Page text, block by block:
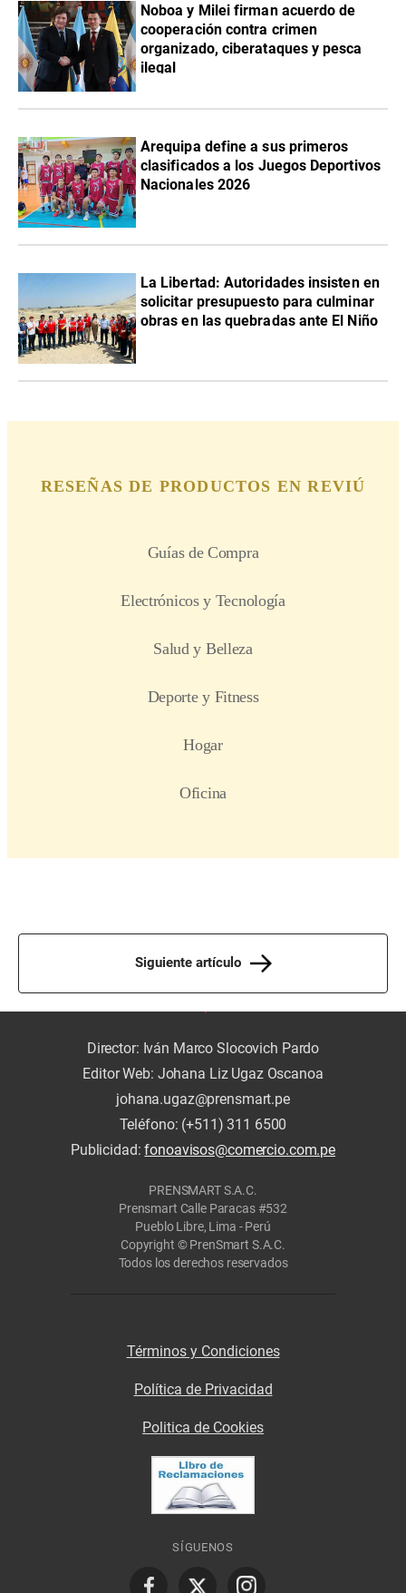
Noboa y Milei firman acuerdo de
cooperación contra crimen
organizado, ciberataques y pesca
ilegal
Arequipa define a sus primeros
clasificados a los Juegos Deportivos
Nacionales 2026
La Libertad: Autoridades insisten en
solicitar presupuesto para culminar
obras en las quebradas ante El Niño
Siguiente artículo
Director: Iván Marco Slocovich Pardo
Editor Web: Johana Liz Ugaz Oscanoa
johana.ugaz@prensmart.pe
Teléfono: (+511) 311 6500
Publicidad:fonoavisos@comercio.com.pe
PRENSMART S.A.C.
Prensmart Calle Paracas #532
Pueblo Libre, Lima - Perú
Copyright © PrenSmart S.A.C.
Todos los derechos reservados
Términos y Condiciones
Política de Privacidad
Politica de Cookies
SÍGUENOS